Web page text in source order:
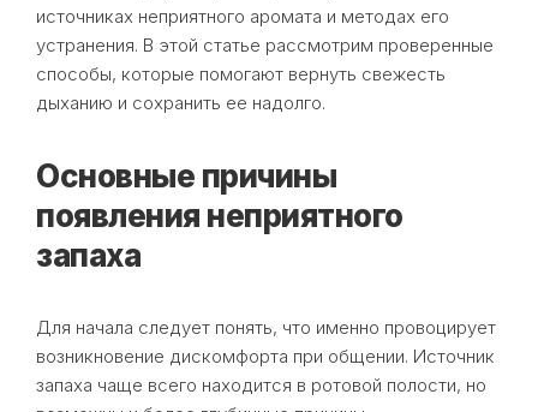
источниках неприятного аромата и методах его
устранения. В этой статье рассмотрим проверенные
способы, которые помогают вернуть свежесть
дыханию и сохранить ее надолго.
Основные причины
появления неприятного
запаха
Для начала следует понять, что именно провоцирует
возникновение дискомфорта при общении. Источник
запаха чаще всего находится в ротовой полости, но